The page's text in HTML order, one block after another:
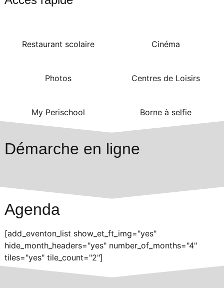
Restaurant scolaire Cinéma
Photos Centres de Loisirs
My Perischool Borne à selfie
Démarche en ligne
Agenda
[add_eventon_list show_et_ft_img="yes"
hide_month_headers="yes" number_of_months="4"
tiles="yes" tile_count="2"]